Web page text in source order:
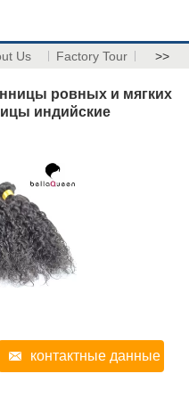
Us Factory Tour >>
ровных и мягких
индийские
контактные данные